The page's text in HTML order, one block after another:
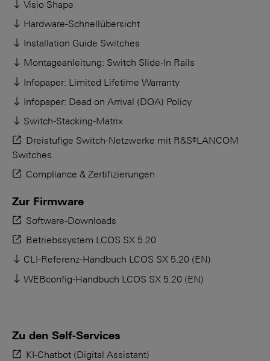
Visio Shape
Hardware-Schnellübersicht
Installation Guide Switches
Montageanleitung: Switch Slide-In Rails
Infopaper: Limited Lifetime Warranty
Infopaper: Dead on Arrival (DOA) Policy
Switch-Stacking-Matrix
Dreistufige Switch-Netzwerke mit R&S®LANCOM
Switches
Compliance & Zertifizierungen
Zur Firmware
Software-Downloads
Betriebssystem LCOS SX 5.20
CLI-Referenz-Handbuch LCOS SX 5.20 (EN)
WEBconfig-Handbuch LCOS SX 5.20 (EN)
Zu den Self-Services
KI-Chatbot (Digital Assistant)